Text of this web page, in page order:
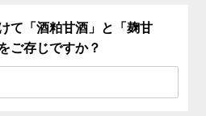
て「酒粕甘酒」と「麹甘
ご存じですか？